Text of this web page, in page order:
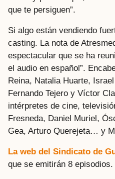
que te persiguen”.
Si algo están vendiendo
casting. La nota de
espectacular que se ha
el audio en español”.
Reina, Natalia Huarte,
Fernando Tejero y Víctor
intérpretes de cine,
Fresneda, Daniel Muriel,
Gea, Arturo Querejeta… y
La web del Sindicato de
que se emitirán 8 episodios.